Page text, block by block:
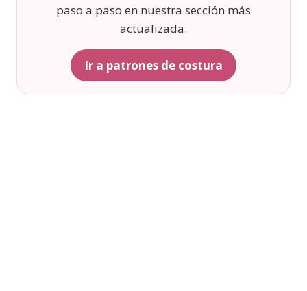
paso a paso en nuestra sección más
actualizada.
Ir a patrones de costura